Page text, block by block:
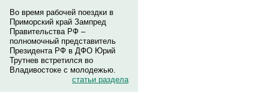
Во время рабочей поездки в
Приморский край Зампред
Правительства РФ –
полномочный представитель
Президента РФ в ДФО Юрий
Трутнев встретился во
Владивостоке с молодежью.
статьи раздела